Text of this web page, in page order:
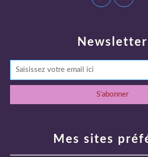
Newsletter
Mes sites